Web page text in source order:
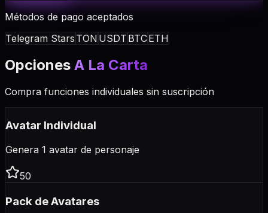
Métodos de pago aceptados
Telegram Stars TON USDT BTCETH
Opciones A La Carta
Compra funciones individuales sin suscripción
Avatar Individual
Genera 1 avatar de personaje
50
Pack de Avatares